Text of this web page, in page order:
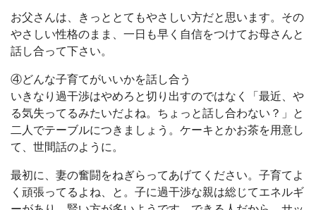
お父さんは、きっととてもやさしい方だと思います。その
やさしい性格のまま、一日も早く自信をつけてお母さんと
話し合って下さい。
④どんな子育てがいいかを話し合う
いきなり過干渉はやめろと切り出すのではなく「最近、や
る気失ってるみたいだよね。ちょっと話し合わない？」と
二人でテーブルにつきましょう。ケーキとかお茶を用意し
て、世間話のように。
最初に、妻の奮闘をねぎらってあげてください。子育てよ
く頑張ってるよね、と。子に過干渉な親は総じてエネルギ